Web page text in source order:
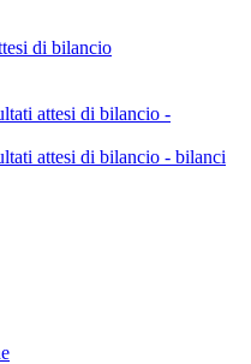
di bilancio
attesi di bilancio -
attesi di bilancio - bilanci